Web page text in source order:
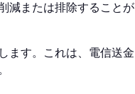
減または排除することが
ます。これは、電信送金